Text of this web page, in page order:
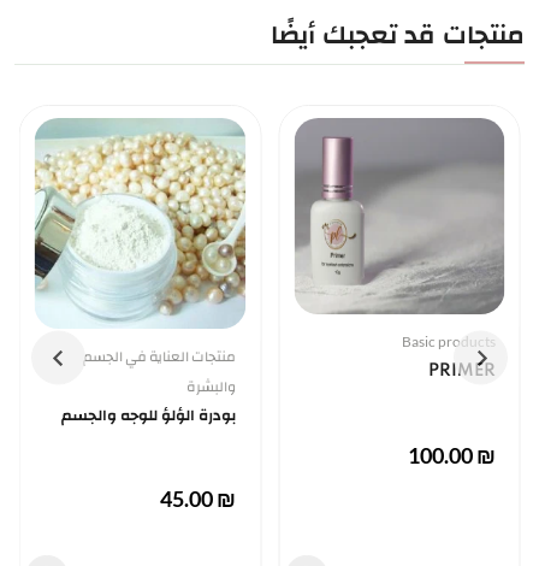
منتجات قد تعجبك أيضًا
Basic products
PRIMER
₪ 100.00
منتجات العناية في الجسم
والبشرة
بودرة الؤلؤ للوجه والجسم
₪ 45.00